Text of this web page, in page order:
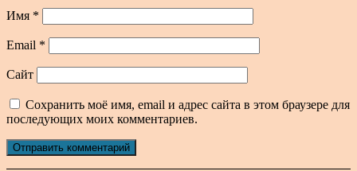
Имя *
Email *
Сайт
Сохранить моё имя, email и адрес сайта в этом браузере для
последующих моих комментариев.